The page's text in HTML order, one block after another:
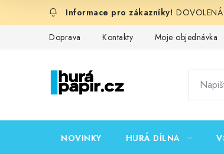
Doprava Kontakty Moje objednávka
NOVINKY HURÁ DÍLNA